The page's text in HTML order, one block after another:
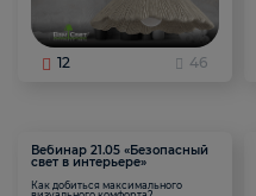
12 46
Вебинар 21.05 «Безопасный
свет в интерьере»
Как добиться максимального